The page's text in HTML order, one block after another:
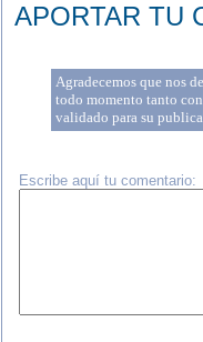
APORTAR TU
Agradecemos que nos
todo momento tanto
validado para su
Escribe aquí tu comentario: